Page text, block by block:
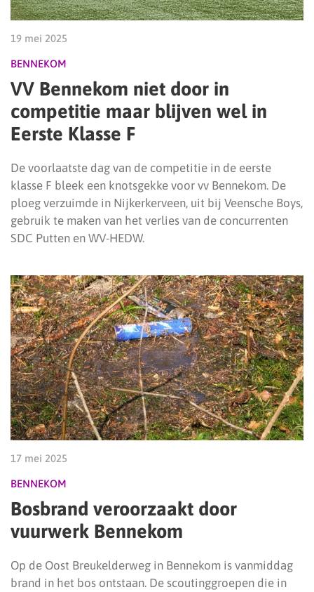
19 mei 2025
BENNEKOM
VV Bennekom niet door in
competitie maar blijven wel in
Eerste Klasse F
De voorlaatste dag van de competitie in de eerste
klasse F bleek een knotsgekke voor vv Bennekom. De
ploeg verzuimde in Nijkerkerveen, uit bij Veensche Boys,
gebruik te maken van het verlies van de concurrenten
SDC Putten en WV-HEDW.
17 mei 2025
BENNEKOM
Bosbrand veroorzaakt door
vuurwerk Bennekom
Op de Oost Breukelderweg in Bennekom is vanmiddag
brand in het bos ontstaan. De scoutinggroepen die in